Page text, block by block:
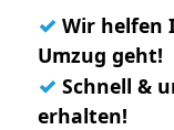
✓ Wir helfen
Umzug geht!
✓ Schnell &
erhalten!